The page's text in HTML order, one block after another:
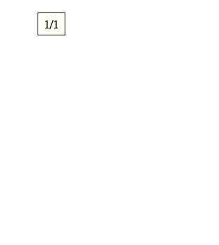
1/1